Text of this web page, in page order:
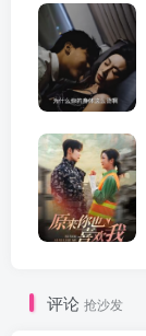
评论 抢沙发